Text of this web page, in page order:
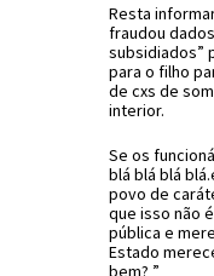
Resta
fraudou
subsidiados”
para o filho
de cxs de
interior.
Se os
blá blá blá
povo de
que isso não
pública e
Estado
bem? ”